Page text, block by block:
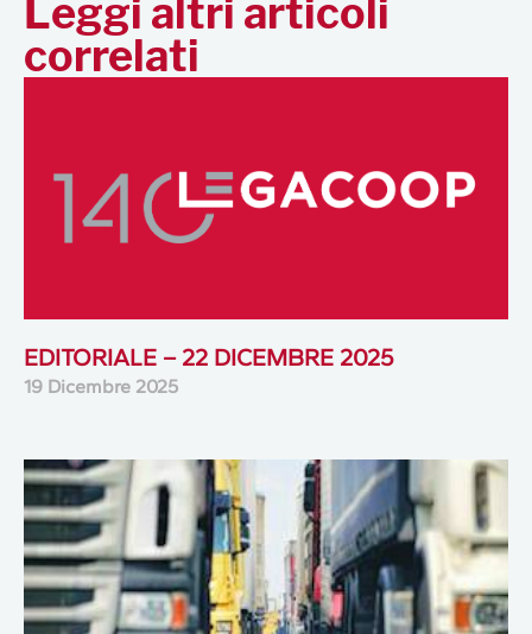
Leggi altri articoli
correlati
EDITORIALE – 22 DICEMBRE 2025
19 Dicembre 2025